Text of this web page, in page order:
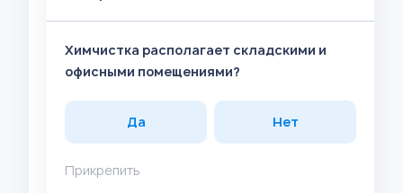
Химчистка располагает складскими и
офисными помещениями?
Да Нет
Прикрепить